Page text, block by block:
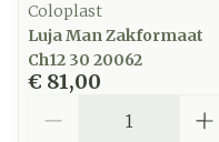
Coloplast
Luja Man Zakformaat
Ch12 30 20062
€ 81,00